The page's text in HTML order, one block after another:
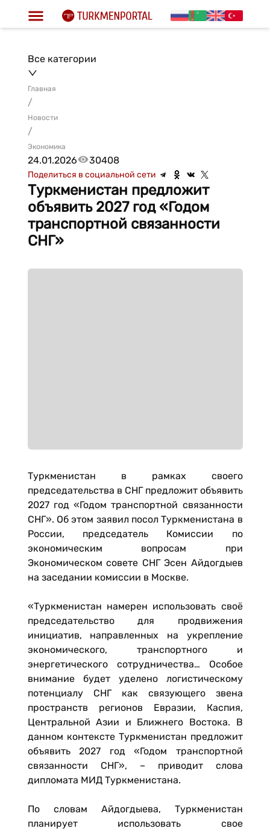
Все категории
Главная
/
Новости
/
Экономика
24.01.2026 30408
Поделиться в социальной сети
Туркменистан предложит
объявить 2027 год «Годом
транспортной связанности
СНГ»
Туркменистан в рамках своего
председательства в СНГ предложит объявить
2027 год «Годом транспортной связанности
СНГ». Об этом заявил посол Туркменистана в
России, председатель Комиссии по
экономическим вопросам при
Экономическом совете СНГ Эсен Айдогдыев
на заседании комиссии в Москве.
«Туркменистан намерен использовать своё
председательство для продвижения
инициатив, направленных на укрепление
экономического, транспортного и
энергетического сотрудничества… Особое
внимание будет уделено логистическому
потенциалу СНГ как связующего звена
пространств регионов Евразии, Каспия,
Центральной Азии и Ближнего Востока. В
данном контексте Туркменистан предложит
объявить 2027 год «Годом транспортной
связанности СНГ», – приводит слова
дипломата МИД Туркменистана.
По словам Айдогдыева, Туркменистан
планирует использовать свое